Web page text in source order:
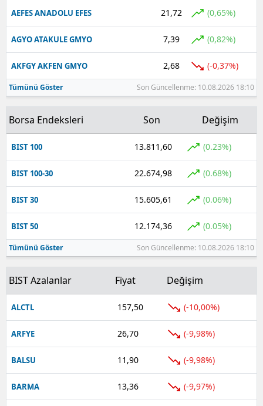
Yalova
Karabük
Kilis
Osmaniye
AEFES ANADOLU EFES 21,72 (0,65%)
AGYO ATAKULE GMYO 7,39 (0,82%)
AKFGY AKFEN GMYO 2,68 (-0,37%)
Tümünü Göster Son Güncellenme: 10.08.2026 18:10
Borsa Endeksleri Son Değişim
BIST 100 13.811,60 (0.23%)
BIST 100-30 22.674,98 (0.68%)
BIST 30 15.605,61 (0.06%)
BIST 50 12.174,36 (0.05%)
Tümünü Göster Son Güncellenme: 10.08.2026 18:10
BIST Azalanlar Fiyat Değişim
ALCTL 157,50 (-10,00%)
ARFYE 26,70 (-9,98%)
BALSU 11,90 (-9,98%)
BARMA 13,36 (-9,97%)